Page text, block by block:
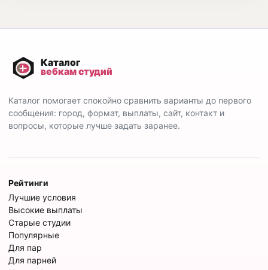
Каталог помогает спокойно сравнить варианты до первого
сообщения: город, формат, выплаты, сайт, контакт и
вопросы, которые лучше задать заранее.
Рейтинги
Лучшие условия
Высокие выплаты
Старые студии
Популярные
Для пар
Для парней